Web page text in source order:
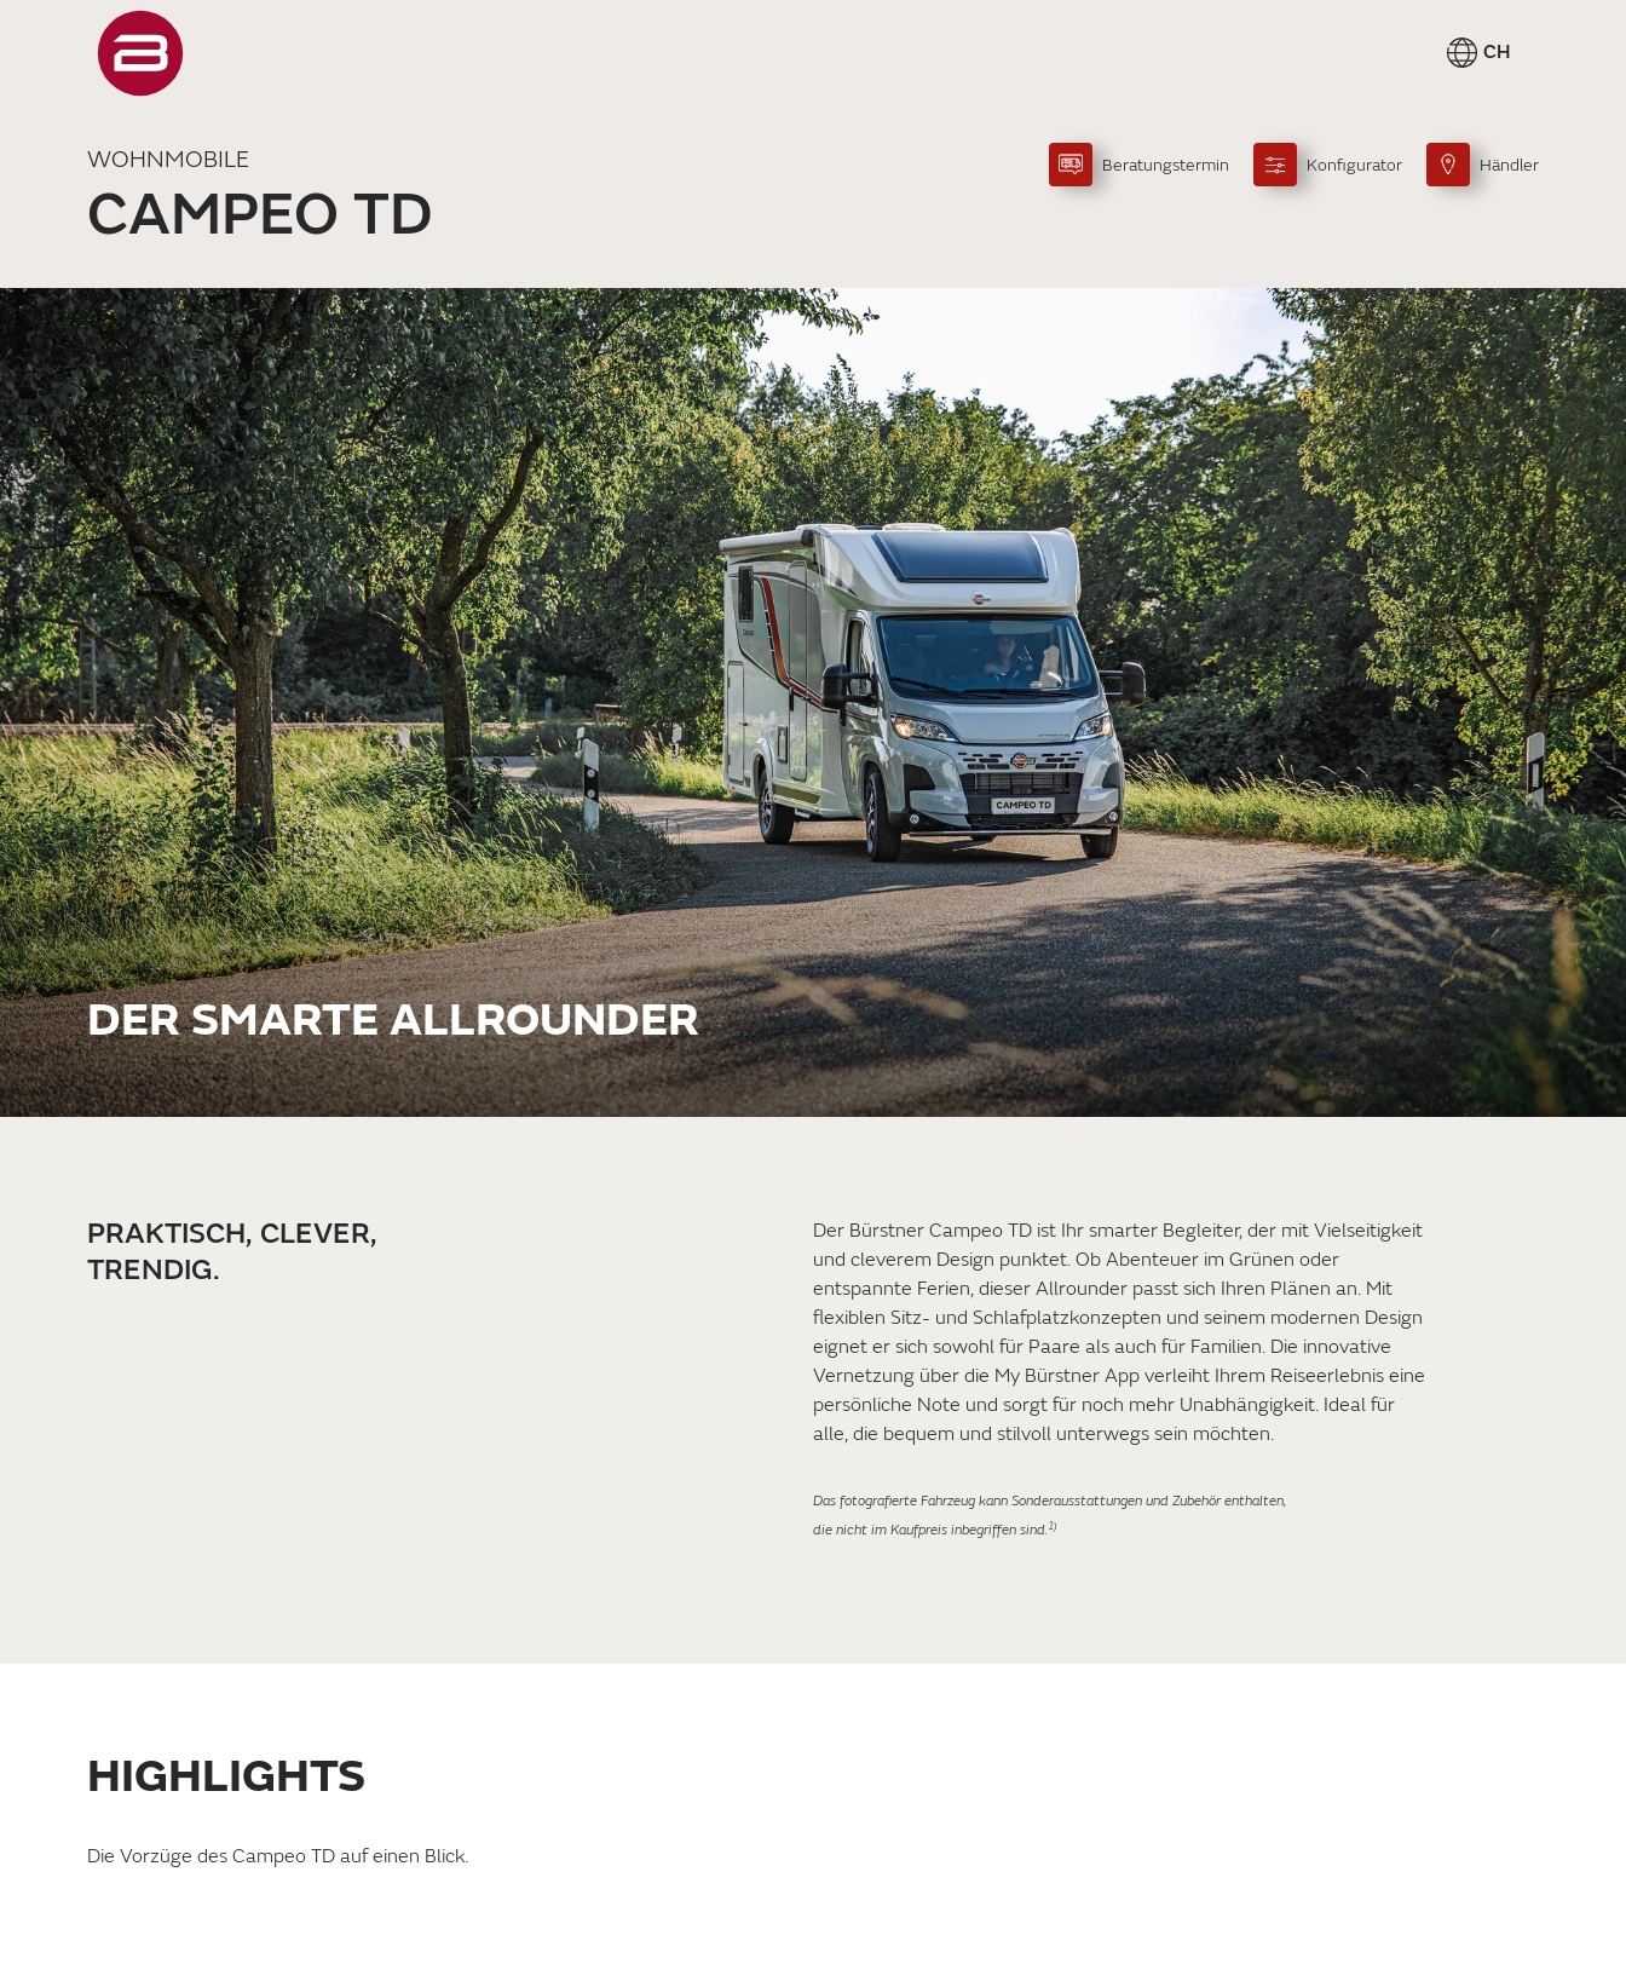
CH
WOHNMOBILE
CAMPEO TD
Beratungstermin Konfigurator Händler
DER SMARTE ALLROUNDER
PRAKTISCH, CLEVER,
TRENDIG.
Der Bürstner Campeo TD ist Ihr smarter Begleiter, der mit Vielseitigkeit
und cleverem Design punktet. Ob Abenteuer im Grünen oder
entspannte Ferien, dieser Allrounder passt sich Ihren Plänen an. Mit
flexiblen Sitz- und Schlafplatzkonzepten und seinem modernen Design
eignet er sich sowohl für Paare als auch für Familien. Die innovative
Vernetzung über die My Bürstner App verleiht Ihrem Reiseerlebnis eine
persönliche Note und sorgt für noch mehr Unabhängigkeit. Ideal für
alle, die bequem und stilvoll unterwegs sein möchten.
Das fotografierte Fahrzeug kann Sonderausstattungen und Zubehör enthalten,
die nicht im Kaufpreis inbegriffen sind.1)
HIGHLIGHTS
Die Vorzüge des Campeo TD auf einen Blick.
BIS ZU 7